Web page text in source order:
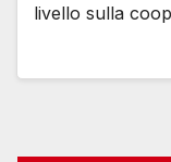
livello sulla